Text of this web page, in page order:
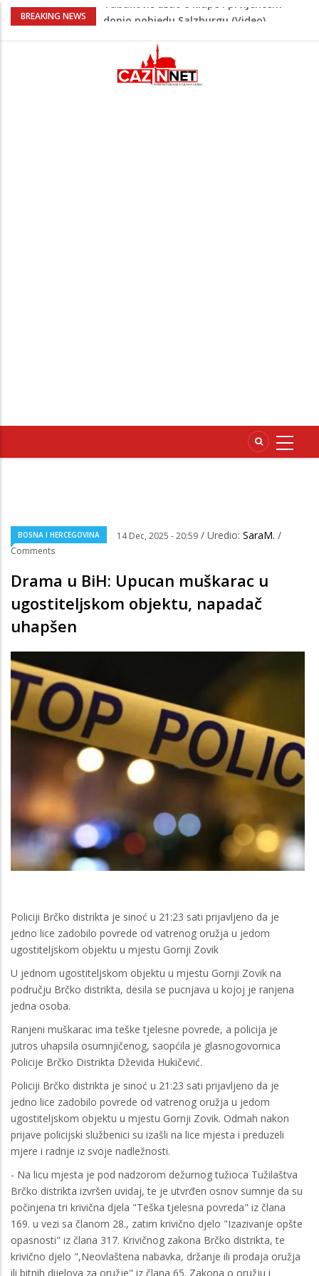
BREAKING NEWS
“Pečat slobodi 2026”: U Tržačkoj Rašteli
Unsko-sanskog kantona
Porodica iz Krajine u centru afere,
gradonačelnik Kelna pokrenuo istragu
BOSNA I HERCEGOVINA 14 Dec, 2025 - 20:59 / Uredio: SaraM. /
Comments
Drama u BiH: Upucan muškarac u
ugostiteljskom objektu, napadač
uhapšen
Policiji Brčko distrikta je sinoć u 21:23 sati prijavljeno da je
jedno lice zadobilo povrede od vatrenog oružja u jedom
ugostiteljskom objektu u mjestu Gornji Zovik
U jednom ugostiteljskom objektu u mjestu Gornji Zovik na
području Brčko distrikta, desila se pucnjava u kojoj je ranjena
jedna osoba.
Ranjeni muškarac ima teške tjelesne povrede, a policija je
jutros uhapsila osumnjičenog, saopćila je glasnogovornica
Policije Brčko Distrikta Dževida Hukičević.
Policiji Brčko distrikta je sinoć u 21:23 sati prijavljeno da je
jedno lice zadobilo povrede od vatrenog oružja u jedom
ugostiteljskom objektu u mjestu Gornji Zovik. Odmah nakon
prijave policijski službenici su izašli na lice mjesta i preduzeli
mjere i radnje iz svoje nadležnosti.
- Na licu mjesta je pod nadzorom dežurnog tužioca Tužilaštva
Brčko distrikta izvršen uvidaj, te je utvrđen osnov sumnje da su
počinjena tri krivična djela "Teška tjelesna povreda" iz člana
169. u vezi sa članom 28., zatim krivično djelo "Izazivanje opšte
opasnosti" iz člana 317. Krivičnog zakona Brčko distrikta, te
krivično djelo ",Neovlaštena nabavka, držanje ili prodaja oružja
ili bitnih dijelova za oružje" iz člana 65. Zakona o oružju i